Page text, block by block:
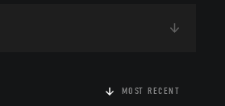
MOST RECENT